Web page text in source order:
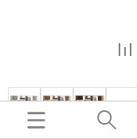
+ 2 шт.